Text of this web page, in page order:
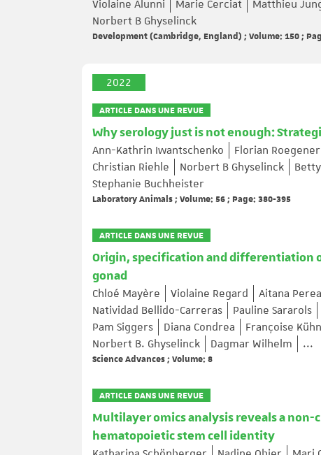
Violaine Alunni
Marie Cerciat Matthieu
Norbert B Ghyselinck
Development (Cambridge, England) ; Volume: 150 ;
2022
ARTICLE DANS UNE REVUE
Why serology just is not enough:
Ann-Kathrin Iwantschenko Florian Roegener
Christian Riehle
Norbert B Ghyselinck
Stephanie Buchheister
Laboratory Animals ; Volume: 56 ; Page: 380-395
ARTICLE DANS UNE REVUE
Origin, specification and differentiation
gonad
Chloé Mayère Violaine Regard Aitana
Natividad Bellido-Carreras
Pauline Sararols
Pam Siggers
Diana Condrea Françoise
Norbert B. Ghyselinck
Dagmar Wilhelm ...
Science Advances ; Volume: 8
ARTICLE DANS UNE REVUE
Multilayer omics analysis reveals a
hematopoietic stem cell identity